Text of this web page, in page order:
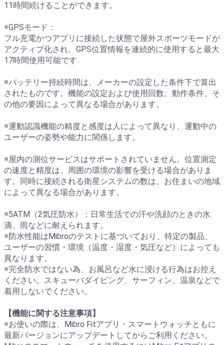
11時間続けることができます。
※GPSモード：
フル充電かつアプリに接続した状態で屋外スポーツモードが
アクティブ化され、GPS位置情報を連続的に使用すると最大
17時間使用可能です
※バッテリー持続時間は、メーカーの設定した条件下で算出
されたものです。機能の設定および使用回数、動作条件、そ
の他の要因によって異なる場合があります。
※運動認識機能の精度と感度は人によって異なり、運動中の
ユーザーの姿勢や能力に関係します。
※屋内の測位サービスはサポートされていません。位置測定
の速度と精度は、周囲の環境の影響を受ける場合がありま
す。同時に接続される衛星システムの数は、お住まいの地域
によって異なる場合があります。
※5ATM（2気圧防水）：日常生活での汗や洗顔のときの水
滴、雨などに耐えられます。
※防水性能はMibroのテストに基づいており、特定の製品、
ユーザーの習慣・環境（温度・湿度・気圧など）によっても
異なります。
※完全防水ではない為、お風呂など水に浸ける行為はお控え
ください。スキューバダイビング、サーフィン、温泉などで
着用しないでください。
【機能に関する注意事項】
※お使いの際は、Mibro Fitアプリ・スマートウォッチともに
最新バージョンにアップデートしてからご利用ください。